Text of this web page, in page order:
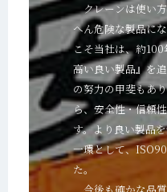
クレーンは使い
へん危険な製品に
こそ当社は、約
高い良い製品』を
の努力の甲斐もあ
ら、安全性・信頼
す。より良い製品
一環として、
た。